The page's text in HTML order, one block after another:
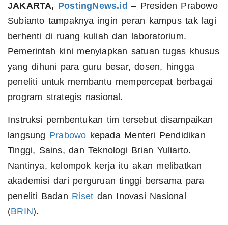
JAKARTA, PostingNews.id – Presiden Prabowo
Subianto tampaknya ingin peran kampus tak lagi
berhenti di ruang kuliah dan laboratorium.
Pemerintah kini menyiapkan satuan tugas khusus
yang dihuni para guru besar, dosen, hingga
peneliti untuk membantu mempercepat berbagai
program strategis nasional.
Instruksi pembentukan tim tersebut disampaikan
langsung Prabowo kepada Menteri Pendidikan
Tinggi, Sains, dan Teknologi Brian Yuliarto.
Nantinya, kelompok kerja itu akan melibatkan
akademisi dari perguruan tinggi bersama para
peneliti Badan Riset dan Inovasi Nasional
(BRIN).